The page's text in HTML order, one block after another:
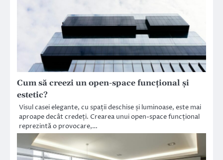
Cum să creezi un open-space funcțional și
estetic?
Visul casei elegante, cu spații deschise și luminoase, este mai
aproape decât credeți. Crearea unui open-space funcțional
reprezintă o provocare,…